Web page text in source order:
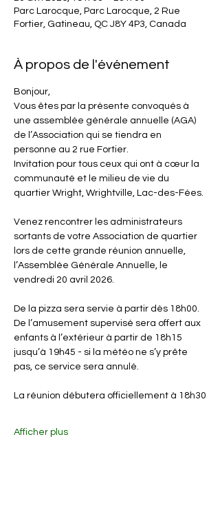
Parc Larocque, Parc Larocque, 2 Rue
Fortier, Gatineau, QC J8Y 4P3, Canada
À propos de l'événement
Bonjour,
Vous êtes par la présente convoqués à
une assemblée générale annuelle (AGA)
de l’Association qui se tiendra en
personne au 2 rue Fortier.
Invitation pour tous ceux qui ont à cœur la
communauté et le milieu de vie du
quartier Wright, Wrightville, Lac-des-Fées.
Venez rencontrer les administrateurs
sortants de votre Association de quartier
lors de cette grande réunion annuelle,
l’Assemblée Générale Annuelle, le
vendredi 20 avril 2026.
De la pizza sera servie à partir dès 18h00.
De l’amusement supervisé sera offert aux
enfants à l’extérieur à partir de 18h15
jusqu’à 19h45 - si la météo ne s’y prête
pas, ce service sera annulé.
La réunion débutera officiellement à 18h30
Afficher plus